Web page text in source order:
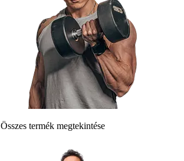
Összes termék megtekintése